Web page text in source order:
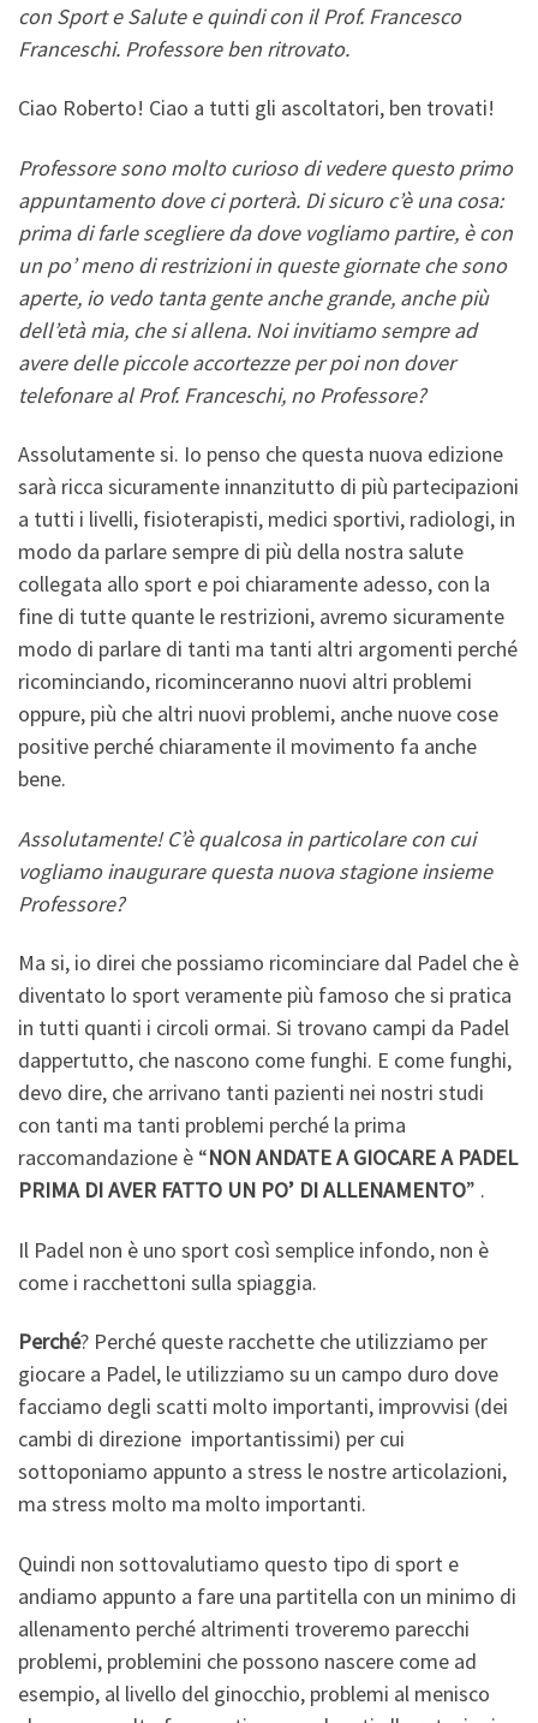
con Sport e Salute e quindi con il Prof. Francesco
Franceschi. Professore ben ritrovato.
Ciao Roberto! Ciao a tutti gli ascoltatori, ben trovati!
Professore sono molto curioso di vedere questo primo
appuntamento dove ci porterà. Di sicuro c’è una cosa:
prima di farle scegliere da dove vogliamo partire, è con
un po’ meno di restrizioni in queste giornate che sono
aperte, io vedo tanta gente anche grande, anche più
dell’età mia, che si allena. Noi invitiamo sempre ad
avere delle piccole accortezze per poi non dover
telefonare al Prof. Franceschi, no Professore?
Assolutamente si. Io penso che questa nuova edizione
sarà ricca sicuramente innanzitutto di più partecipazioni
a tutti i livelli, fisioterapisti, medici sportivi, radiologi, in
modo da parlare sempre di più della nostra salute
collegata allo sport e poi chiaramente adesso, con la
fine di tutte quante le restrizioni, avremo sicuramente
modo di parlare di tanti ma tanti altri argomenti perché
ricominciando, ricominceranno nuovi altri problemi
oppure, più che altri nuovi problemi, anche nuove cose
positive perché chiaramente il movimento fa anche
bene.
Assolutamente! C’è qualcosa in particolare con cui
vogliamo inaugurare questa nuova stagione insieme
Professore?
Ma si, io direi che possiamo ricominciare dal Padel che è
diventato lo sport veramente più famoso che si pratica
in tutti quanti i circoli ormai. Si trovano campi da Padel
dappertutto, che nascono come funghi. E come funghi,
devo dire, che arrivano tanti pazienti nei nostri studi
con tanti ma tanti problemi perché la prima
raccomandazione è “NON ANDATE A GIOCARE A PADEL
PRIMA DI AVER FATTO UN PO’ DI ALLENAMENTO” .
Il Padel non è uno sport così semplice infondo, non è
come i racchettoni sulla spiaggia.
Perché? Perché queste racchette che utilizziamo per
giocare a Padel, le utilizziamo su un campo duro dove
facciamo degli scatti molto importanti, improvvisi (dei
cambi di direzione importantissimi) per cui
sottoponiamo appunto a stress le nostre articolazioni,
ma stress molto ma molto importanti.
Quindi non sottovalutiamo questo tipo di sport e
andiamo appunto a fare una partitella con un minimo di
allenamento perché altrimenti troveremo parecchi
problemi, problemini che possono nascere come ad
esempio, al livello del ginocchio, problemi al menisco